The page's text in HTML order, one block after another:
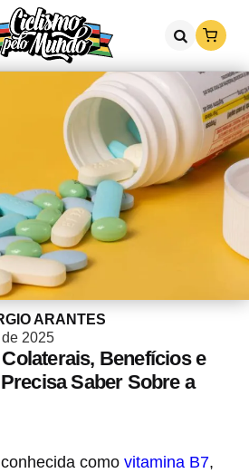
Loja
ARANTES
2025
Benefícios e
Saber Sobre a
como vitamina B7,